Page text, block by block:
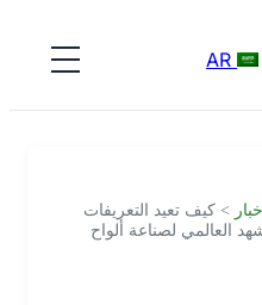
كيف تعيد التعريفات
لصناعة ألواح